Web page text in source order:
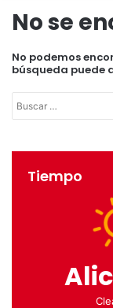
No se
No podemos
búsqueda puede
Tiempo